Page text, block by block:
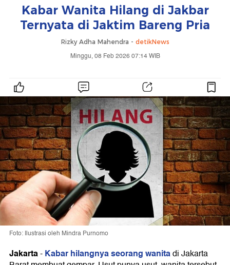
Kabar Wanita Hilang di Jakbar
Ternyata di Jaktim Bareng Pria
Rizky Adha Mahendra - detikNews
Minggu, 08 Feb 2026 07:14 WIB
Foto: Ilustrasi oleh Mindra Purnomo
Jakarta-Kabar hilangnya seorang wanitadi Jakarta